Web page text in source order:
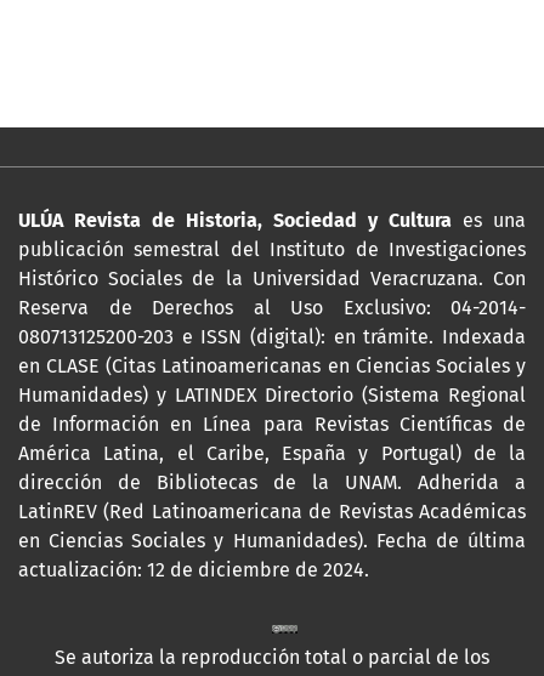
ULÚA Revista de Historia, Sociedad y Cultura es una
publicación semestral del Instituto de Investigaciones
Histórico Sociales de la Universidad Veracruzana. Con
Reserva de Derechos al Uso Exclusivo: 04-2014-
080713125200-203 e ISSN (digital): en trámite. Indexada
en CLASE (Citas Latinoamericanas en Ciencias Sociales y
Humanidades) y LATINDEX Directorio (Sistema Regional
de Información en Línea para Revistas Científicas de
América Latina, el Caribe, España y Portugal) de la
dirección de Bibliotecas de la UNAM. Adherida a
LatinREV (Red Latinoamericana de Revistas Académicas
en Ciencias Sociales y Humanidades). Fecha de última
actualización: 12 de diciembre de 2024.
Se autoriza la reproducción total o parcial de los